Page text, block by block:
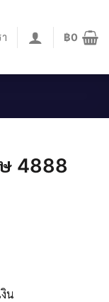
฿0
4888​​
น